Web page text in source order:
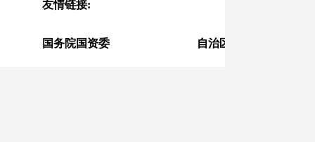
友情链接:
国务院国资委 自治区人民政府